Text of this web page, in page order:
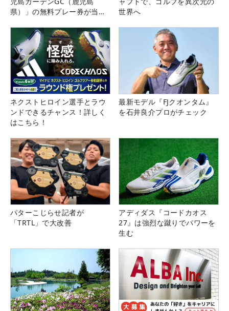
県）」の無料プレー券が当た
世界へ
ネクストヒロイン選手とラウ
ンドできるチャンス！詳しく
はこちら！
最新モデル『FJクオンタム』
を石井良介プロがチェック
パターこじらせ記者が
「TRTL」で大改善
アディダス『コードカオス
27』は強烈な蹴りでパワーを
生む